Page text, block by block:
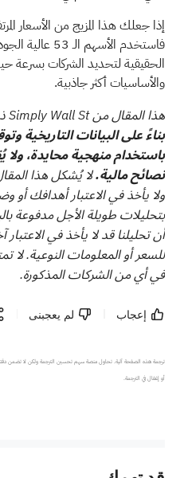
إذا جعلك هذا المزيج من الأسعار
فاستخدم
الأسهم الـ 53
الحقيقيةلتحديد الشركات بسرعة
والأساسيات أكثر جاذبية.
هذا المقال من Simply Wall St ذو طبيعة عامة.
بناءً على البيانات التاريخية
باستخدام منهجية محايدة، ولا
نصائح مالية.لا يُشكل هذا
ولا يأخذ في الاعتبار أهدافك
بتحليلات طويلة الأجل مدفوعة
أن تحليلنا قد لا يأخذ في
في أي من الشركات المذكورة.
إعجاب لم يعجبنى
ترجمة هذه الصفحة آلية. تحاول منصة سهم تحسين الترجمة ولكن لا تضمن
أو إغفال في الترجمة.